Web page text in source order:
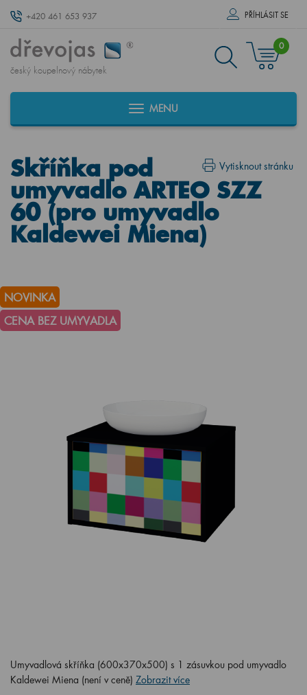
+420 461 653 937 PŘÍHLÁSIT SE
český koupelnový nábytek
0
MENU
Vytisknout stránku
Skříňka pod
umyvadlo ARTEO SZZ
60 (pro umyvadlo
Kaldewei Miena)
NOVINKA
CENA BEZ UMYVADLA
Umyvadlová skříňka (600x370x500) s 1 zásuvkou pod umyvadlo
Kaldewei Miena (není v ceně) Zobrazit více